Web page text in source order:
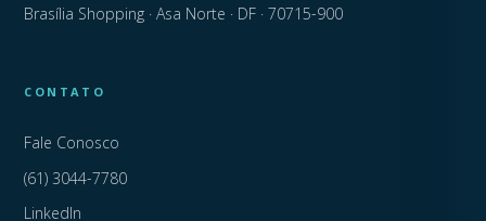
Brasília Shopping · Asa Norte · DF · 70715-900
CONTATO
Fale Conosco
(61) 3044-7780
LinkedIn